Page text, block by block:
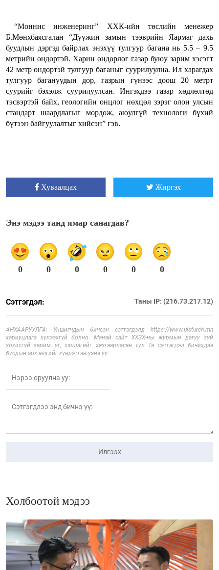
“Моннис инженеринг” ХХК-ийн төслийн менежер
Б.Мөнхбаясгалан “Дүүжин замын тээврийн Яармаг дахь
буудлын дэргэд байрлах энэхүү тулгуур багана нь 5.5 – 9.5
метрийн өндөртэй. Харин өндөрлөг газар буюу зарим хэсэгт
42 метр өндөртэй тулгуур баганыг суурилуулна. Ил харагдах
тулгуур багануудын дор, газрын гүнээс доош 20 метрт
суурийг бэхэлж суурилуулсан. Ингэхдээ газар хөдлөлтөд
тэсвэртэй байх, геологийн онцлог нөхцөл зэрэг олон улсын
стандарт шаардлагыг мөрдөж, аюулгүй технологи бүхий
бүтээн байгуулалтыг хийсэн” гэв.
Хуваалцах Жиргэх
Энэ мэдээ танд ямар санагдав?
0 0 0 0 0 0
Сэтгэгдэл: Таны IP: (216.73.217.12)
АНХААРУУЛГА: Уншигчдын бичсэн сэтгэгдэлд https://www.ulsturch.mn
хариуцлага хүлээхгүй болно. Манай сайт ХХЗХ-ны журмын дагуу зүй
зохисгүй зарим үг, хэллэгийг хязгаарласан тул Та сэтгэгдэл бичихдээ
бусдын эрх ашгийг хүндэтгэн үзнэ үү.
Илгээх
Холбоотой мэдээ